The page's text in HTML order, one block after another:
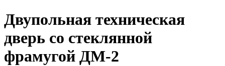
Двупольная техническая
дверь со стеклянной
фрамугой ДМ-2